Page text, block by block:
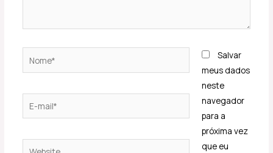
mail*
Website
Salvar
meus dados
neste
navegador
para a
próxima vez
que eu